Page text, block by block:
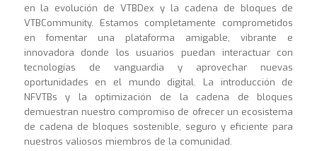
en la evolución de VTBDex y la cadena de bloques de
VTBCommunity. Estamos completamente comprometidos
en fomentar una plataforma amigable, vibrante e
innovadora donde los usuarios puedan interactuar con
tecnologías de vanguardia y aprovechar nuevas
oportunidades en el mundo digital. La introducción de
NFVTBs y la optimización de la cadena de bloques
demuestran nuestro compromiso de ofrecer un ecosistema
de cadena de bloques sostenible, seguro y eficiente para
nuestros valiosos miembros de la comunidad.